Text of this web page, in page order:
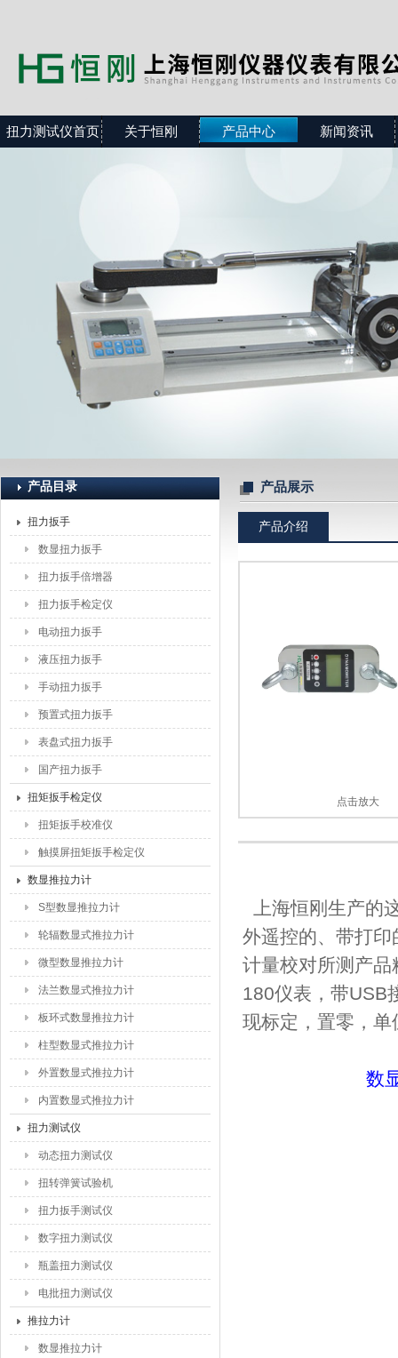
扭力测试仪首页 关于恒刚 产品中心 新闻资讯
产品目录
扭力扳手
数显扭力扳手
扭力扳手倍增器
扭力扳手检定仪
电动扭力扳手
液压扭力扳手
手动扭力扳手
预置式扭力扳手
表盘式扭力扳手
国产扭力扳手
扭矩扳手检定仪
扭矩扳手校准仪
触摸屏扭矩扳手检定仪
数显推拉力计
S型数显推拉力计
轮辐数显式推拉力计
微型数显推拉力计
法兰数显式推拉力计
板环式数显推拉力计
柱型数显式推拉力计
外置数显式推拉力计
内置数显式推拉力计
扭力测试仪
动态扭力测试仪
扭转弹簧试验机
扭力扳手测试仪
数字扭力测试仪
瓶盖扭力测试仪
电批扭力测试仪
推拉力计
数显推拉力计
产品展示
产品介绍
点击放大
上海恒刚生产的
外遥控的、带打印
计量校对所测产
180仪表，带USB
现标定，置零，
数